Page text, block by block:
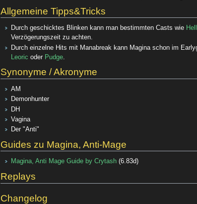
Allgemeine Tipps&Tricks
Durch geschicktes Blinken kann man bestimmten Casts wie
Verzögerungszeit zu achten.
Durch einzelne Hits mit Manabreak kann Magina schon im
Leoric oder Pudge.
Synonyme / Akronyme
AM
Demonhunter
DH
Vagina
Der "Anti"
Guides zu Magina, Anti-Mage
Magina, Anti Mage Guide by Crytash(6.83d)
Replays
Changelog